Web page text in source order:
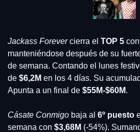
Jackass Forever cierra el TOP 5 con
manteniéndose después de su
de semana. Contando el lunes
de $6,2M en los 4 días. Su
Apunta a un final de $55M-$60M.
Cásate Conmigo baja al 6º puesto
semana con $3,68M (-54%).